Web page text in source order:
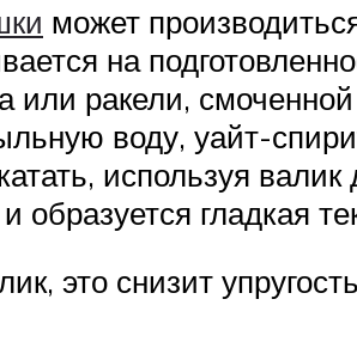
может
на
ракели, смоченной
воду, уайт-
используя
образуется гладкая
это снизит